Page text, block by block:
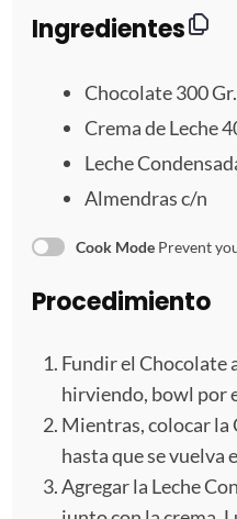
r
e
l
l
r
e
l
l
r
l
l
r
e
l
l
r
l
l
Ingredientes
Chocolate300Gr.
Crema de Leche
Leche
Almendras c/n
Cook Mode Prevent
Procedimiento
Fundir el Chocolate
hirviendo, bowl por
Mientras, colocar la
hasta que se vuelva
Agregar la Leche